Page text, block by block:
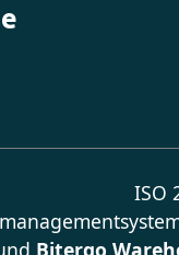
ISO
Bitergo